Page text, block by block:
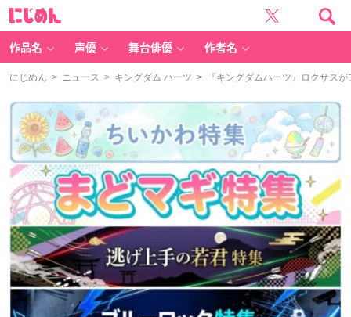
作品名 声優 舞台俳優 作者名
にじめん > ニュース > キングダム ハーツ > 『キングダムハーツ』ロクサス